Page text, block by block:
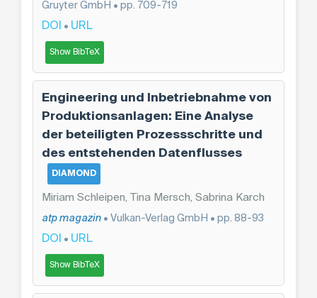
Gruyter GmbH • pp. 709-719
DOI • URL
Show BibTeX
Engineering und Inbetriebnahme von
Produktionsanlagen: Eine Analyse
der beteiligten Prozessschritte und
des entstehenden Datenflusses
DIAMOND
Miriam Schleipen, Tina Mersch, Sabrina Karch
atp magazin • Vulkan-Verlag GmbH • pp. 88-93
DOI • URL
Show BibTeX